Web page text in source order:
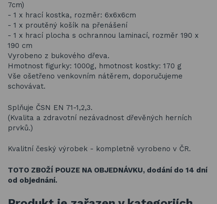
7cm)
- 1 x hrací kostka, rozměr: 6x6x6cm
- 1 x proutěný košík na přenášení
- 1 x hrací plocha s ochrannou laminací, rozměr 190 x
190 cm
Vyrobeno z bukového dřeva.
Hmotnost figurky: 1000g, hmotnost kostky: 170 g
Vše ošetřeno venkovním nátěrem, doporučujeme
schovávat.
Splňuje ČSN EN 71-1,2,3.
(Kvalita a zdravotní nezávadnost dřevěných herních
prvků.)
Kvalitní český výrobek - kompletně vyrobeno v ČR.
TOTO ZBOŽÍ POUZE NA OBJEDNÁVKU, dodání do 14 dní
od objednání.